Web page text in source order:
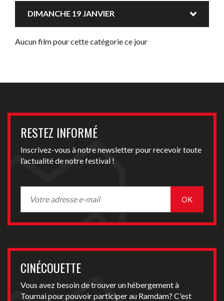
DIMANCHE 19 JANVIER
Aucun film pour cette catégorie ce jour
RESTEZ INFORMÉ
Inscrivez-vous à notre newsletter pour recevoir toute
l’actualité de notre festival !
CINÉCOUETTE
Vous avez besoin de trouver un hébergement à
Tournai pour pouvoir participer au Ramdam? C'est